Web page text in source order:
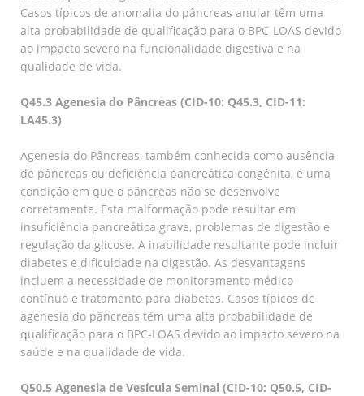
Casos típicos de anomalia do pâncreas anular têm uma
alta probabilidade de qualificação para o BPC-LOAS devido
ao impacto severo na funcionalidade digestiva e na
qualidade de vida.
Q45.3 Agenesia do Pâncreas (CID-10: Q45.3, CID-11:
LA45.3)
Agenesia do Pâncreas, também conhecida como ausência
de pâncreas ou deficiência pancreática congênita, é uma
condição em que o pâncreas não se desenvolve
corretamente. Esta malformação pode resultar em
insuficiência pancreática grave, problemas de digestão e
regulação da glicose. A inabilidade resultante pode incluir
diabetes e dificuldade na digestão. As desvantagens
incluem a necessidade de monitoramento médico
contínuo e tratamento para diabetes. Casos típicos de
agenesia do pâncreas têm uma alta probabilidade de
qualificação para o BPC-LOAS devido ao impacto severo na
saúde e na qualidade de vida.
Q50.5 Agenesia de Vesícula Seminal (CID-10: Q50.5, CID-